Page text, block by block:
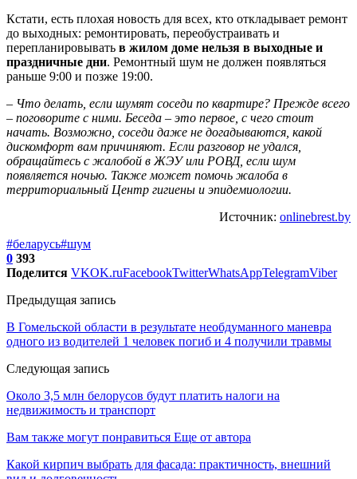
Кстати, есть плохая новость для всех, кто откладывает ремонт
до выходных: ремонтировать, переобустраивать и
перепланировывать в жилом доме нельзя в выходные и
праздничные дни. Ремонтный шум не должен появляться
раньше 9:00 и позже 19:00.
– Что делать, если шумят соседи по квартире? Прежде всего
– поговорите с ними. Беседа – это первое, с чего стоит
начать. Возможно, соседи даже не догадываются, какой
дискомфорт вам причиняют. Если разговор не удался,
обращайтесь с жалобой в ЖЭУ или РОВД, если шум
появляется ночью. Также может помочь жалоба в
территориальный Центр гигиены и эпидемиологии.
Источник: onlinebrest.by
#беларусь#шум
0 393
Поделится VKOK.ruFacebookTwitterWhatsAppTelegramViber
Предыдущая запись
В Гомельской области в результате необдуманного маневра
одного из водителей 1 человек погиб и 4 получили травмы
Следующая запись
Около 3,5 млн белорусов будут платить налоги на
недвижимость и транспорт
Вам также могут понравиться Еще от автора
Какой кирпич выбрать для фасада: практичность, внешний